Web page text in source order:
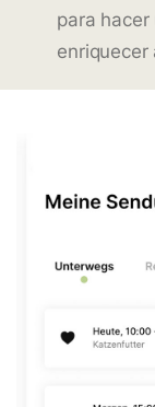
para
enriquecer